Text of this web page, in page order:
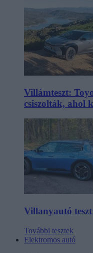
Villámteszt:
csiszolták, ahol
Villanyautó
További tesztek
Elektromos autó